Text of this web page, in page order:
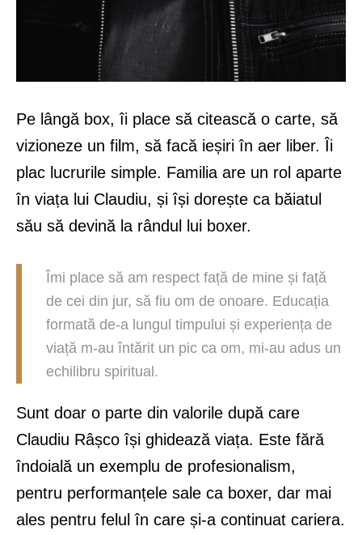
Pe lângă box, îi place să citească o carte, să
vizioneze un film, să facă ieșiri în aer liber. Îi
plac lucrurile simple. Familia are un rol aparte
în viața lui Claudiu, și își dorește ca băiatul
său să devină la rândul lui boxer.
Îmi place să am respect față de mine și față
de cei din jur, să fiu om de onoare. Educația
formată de-a lungul timpului și experiența de
viață m-au întărit un pic ca om, mi-au adus un
echilibru spiritual.
Sunt doar o parte din valorile după care
Claudiu Râșco își ghidează viața. Este fără
îndoială un exemplu de profesionalism,
pentru performanțele sale ca boxer, dar mai
ales pentru felul în care și-a continuat cariera.